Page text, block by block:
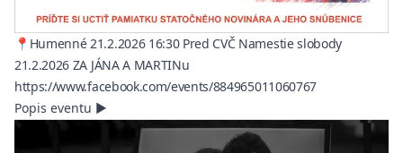
📍Humenné 21.2.2026 16:30 Pred CVČ Namestie slobody
21.2.2026 ZA JÁNA A MARTINu
https://www.facebook.com/events/884965011060767(opens in a
Popis eventu ▶